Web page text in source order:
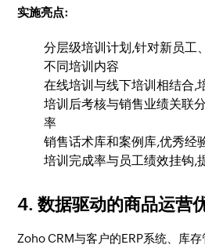
实施亮点:
分层级培训计划,针对新员工
不同培训内容
在线培训与线下培训相结合,
培训后考核与销售业绩关联
率
销售话术库和案例库,优秀经
培训完成率与员工绩效挂钩,
4. 数据驱动的商品运营
Zoho CRM与客户的ERP系统、库